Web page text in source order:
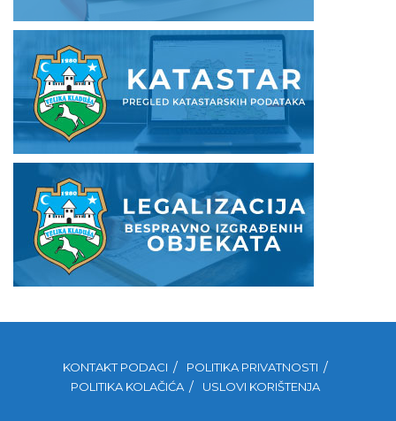
KONTAKT PODACI
POLITIKA PRIVATNOSTI
POLITIKA KOLAČIĆA
USLOVI KORIŠTENJA